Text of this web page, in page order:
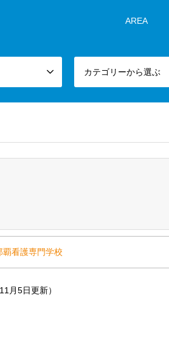
AREA
カテゴリーから選ぶ
覇看護専門学校
月5日更新）